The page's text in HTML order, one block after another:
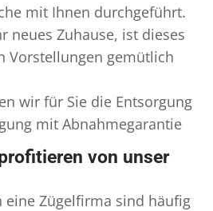
mit Ihnen durchgeführt.
neues Zuhause, ist dieses
Vorstellungen gemütlich
wir für Sie die Entsorgung
mit Abnahmegarantie
von unser
eine Zügelfirma sind häufig